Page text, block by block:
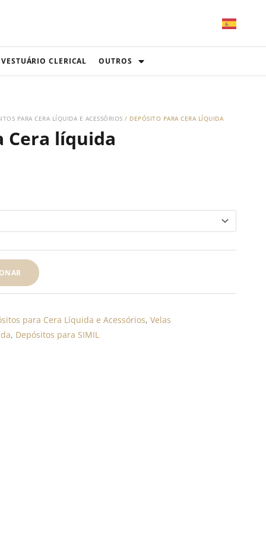
VESTUÁRIO CLERICAL OUTROS
PARA CERA LÍQUIDA E ACESSÓRIOS / DEPÓSITO PARA CERA LÍQUIDA
Cera líquida
para Cera Líquida e Acessórios, Velas
, Depósitos para SIMIL